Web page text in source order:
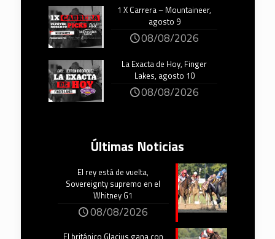
1 X Carrera – Mountaineer,
agosto 9
08/08/2026
La Exacta de Hoy, Finger
Lakes, agosto 10
08/08/2026
Últimas Noticias
El rey está de vuelta,
Sovereignty supremo en el
Whitney G1
08/08/2026